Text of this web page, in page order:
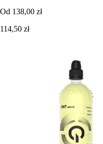
Od 138,00 zł
114,50 zł